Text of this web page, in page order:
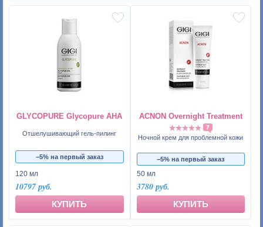
GLYCOPURE Glycopure AHA
Отшелушивающий гель-пилинг
−5% на первый заказ
120 мл
10797 руб.
КУПИТЬ
ACNON Overnight Treatment
7
Ночной крем для проблемной кожи
−5% на первый заказ
50 мл
3780 руб.
КУПИТЬ